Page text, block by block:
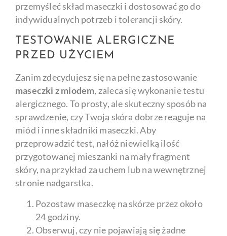
przemyśleć skład maseczki i dostosować go do
indywidualnych potrzeb i tolerancji skóry.
TESTOWANIE ALERGICZNE
PRZED UŻYCIEM
Zanim zdecydujesz się na pełne zastosowanie
maseczki z miodem, zaleca się wykonanie testu
alergicznego. To prosty, ale skuteczny sposób na
sprawdzenie, czy Twoja skóra dobrze reaguje na
miód i inne składniki maseczki. Aby
przeprowadzić test, nałóż niewielką ilość
przygotowanej mieszanki na mały fragment
skóry, na przykład za uchem lub na wewnętrznej
stronie nadgarstka.
Pozostaw maseczkę na skórze przez około
24 godziny.
Obserwuj, czy nie pojawiają się żadne